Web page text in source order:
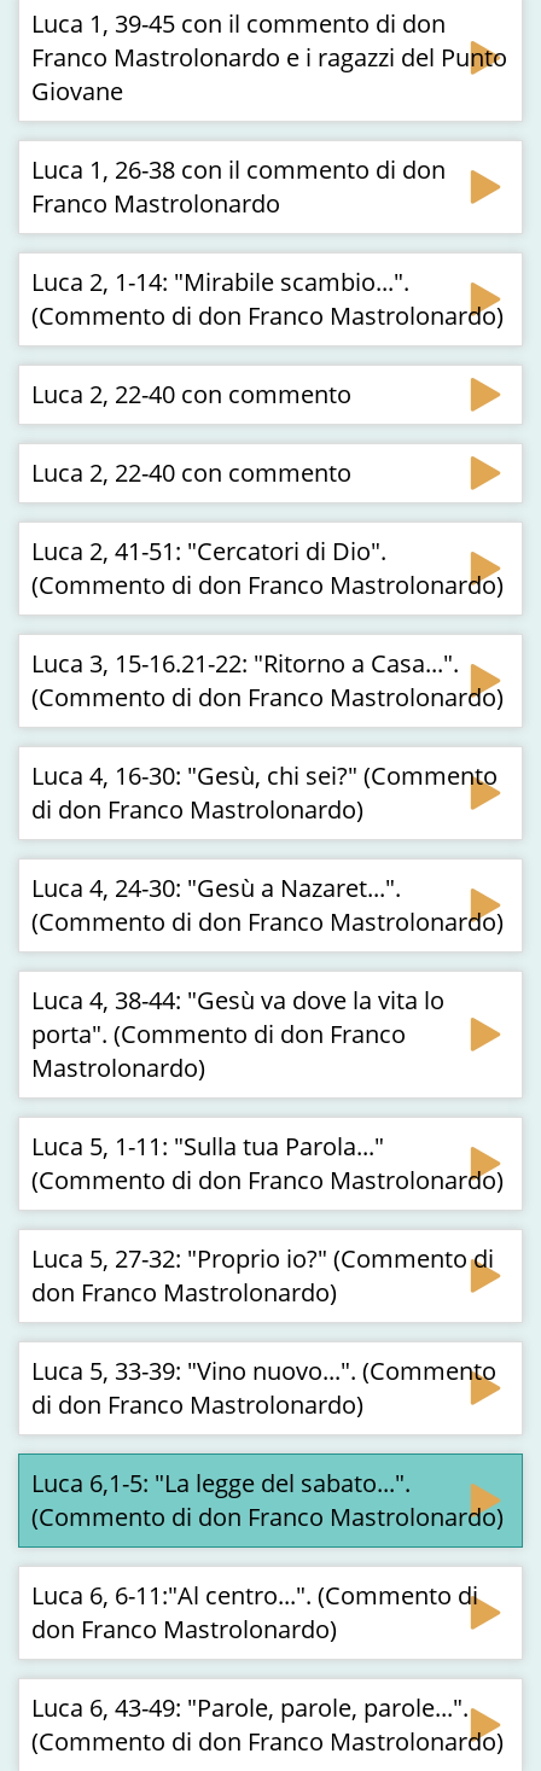
Luca 1, 39-45 con il commento di don
Franco Mastrolonardo e i ragazzi del Punto
Giovane
Luca 1, 26-38 con il commento di don
Franco Mastrolonardo
Luca 2, 1-14: "Mirabile scambio...".
(Commento di don Franco Mastrolonardo)
Luca 2, 22-40 con commento
Luca 2, 22-40 con commento
Luca 2, 41-51: "Cercatori di Dio".
(Commento di don Franco Mastrolonardo)
Luca 3, 15-16.21-22: "Ritorno a Casa...".
(Commento di don Franco Mastrolonardo)
Luca 4, 16-30: "Gesù, chi sei?" (Commento
di don Franco Mastrolonardo)
Luca 4, 24-30: "Gesù a Nazaret...".
(Commento di don Franco Mastrolonardo)
Luca 4, 38-44: "Gesù va dove la vita lo
porta". (Commento di don Franco
Mastrolonardo)
Luca 5, 1-11: "Sulla tua Parola..."
(Commento di don Franco Mastrolonardo)
Luca 5, 27-32: "Proprio io?" (Commento di
don Franco Mastrolonardo)
Luca 5, 33-39: "Vino nuovo...". (Commento
di don Franco Mastrolonardo)
Luca 6,1-5: "La legge del sabato...".
(Commento di don Franco Mastrolonardo)
Luca 6, 6-11:"Al centro...". (Commento di
don Franco Mastrolonardo)
Luca 6, 43-49: "Parole, parole, parole...".
(Commento di don Franco Mastrolonardo)